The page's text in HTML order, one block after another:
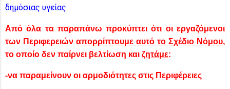
δημόσιας υγείας.
Από όλα τα παραπάνω προκύπτει ότι οι εργαζόμενοι
των Περιφερειών απορρίπτουμε αυτό το Σχέδιο Νόμου,
το οποίο δεν παίρνει βελτίωση και ζητάμε:
-να παραμείνουν οι αρμοδιότητες στις Περιφέρειες